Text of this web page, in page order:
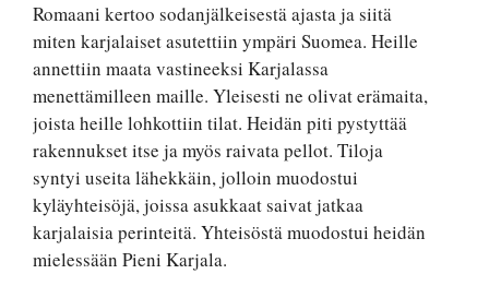
Romaani kertoo sodanjälkeisestä ajasta ja siitä
miten karjalaiset asutettiin ympäri Suomea. Heille
annettiin maata vastineeksi Karjalassa
menettämilleen maille. Yleisesti ne olivat erämaita,
joista heille lohkottiin tilat. Heidän piti pystyttää
rakennukset itse ja myös raivata pellot. Tiloja
syntyi useita lähekkäin, jolloin muodostui
kyläyhteisöjä, joissa asukkaat saivat jatkaa
karjalaisia perinteitä. Yhteisöstä muodostui heidän
mielessään Pieni Karjala.